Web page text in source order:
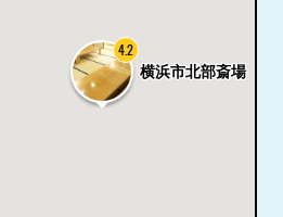
横浜市北部斎場
4.2